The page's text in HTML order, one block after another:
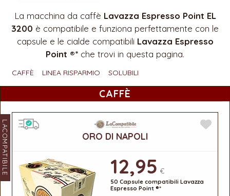
La macchina da caffè Lavazza Espresso Point EL
3200 è compatibile e funziona perfettamente con le
capsule e le cialde compatibili Lavazza Espresso
Point ®* che trovi in questa pagina.
CAFFÈ LINEA RISPARMIO SOLUBILI
CAFFÈ
LACOMPATIBILE ORO DI NAPOLI
12,95 €
50 Capsule compatibili Lavazza
Espresso Point ®*